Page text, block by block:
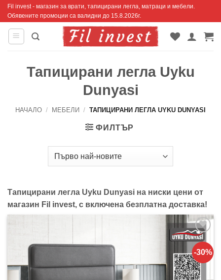
Skip
content
Fil invest - магазин за врати, тапицирани легла, матраци и мебели.
Обявените промоции са валидни до 15.8.2026г.
Тапицирани легла Uyku
Dunyasi
НАЧАЛО / МЕБЕЛИ / ТАПИЦИРАНИ ЛЕГЛА UYKU DUNYASI
ФИЛТЪР
Тапицирани легла Uyku Dunyasi на ниски цени от
магазин Fil invest, с включена безплатна доставка!
-30%
Добавяне
към
списъка с
харесани
продукти